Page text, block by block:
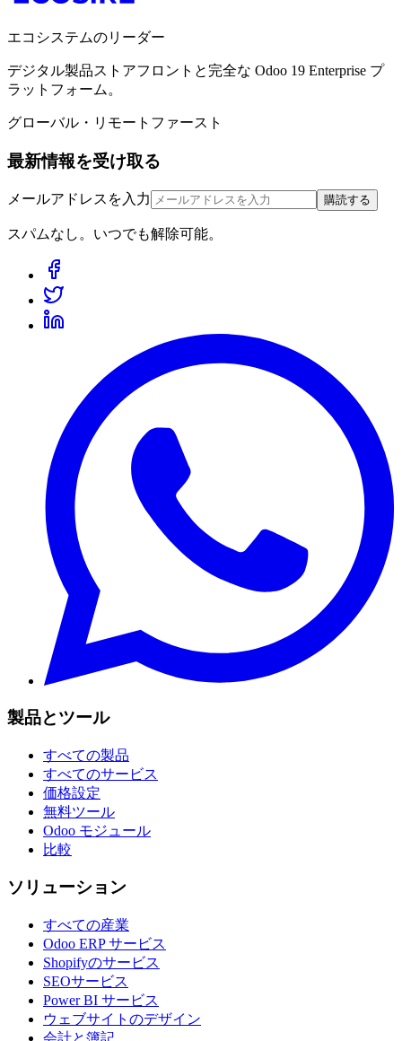
エコシステムのリーダー
デジタル製品ストアフロントと完全な Odoo 19 Enterprise プ
ラットフォーム。
グローバル・リモートファースト
最新情報を受け取る
メールアドレスを入力 購読する
スパムなし。いつでも解除可能。
製品とツール
すべての製品
すべてのサービス
価格設定
無料ツール
Odoo モジュール
比較
ソリューション
すべての産業
Odoo ERP サービス
Shopifyのサービス
SEOサービス
Power BI サービス
ウェブサイトのデザイン